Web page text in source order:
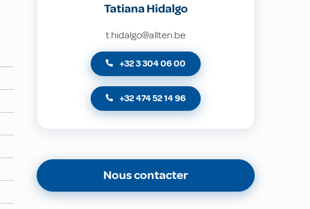
Tatiana Hidalgo
t.hidalgo@allten.be
+32 3 304 06 00
+32 474 52 14 96
Nous contacter